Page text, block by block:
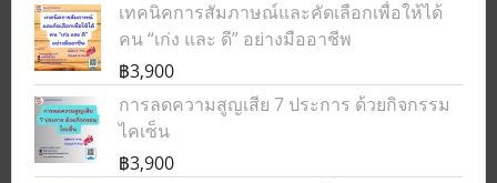
เทคนิคการสัมภาษณ์และคัดเลือกเพื่อให้ได้
คน “เก่ง และ ดี” อย่างมืออาชีพ
฿3,900
การลดความสูญเสีย 7 ประการ ด้วยกิจกรรม
ไคเซ็น
฿3,900